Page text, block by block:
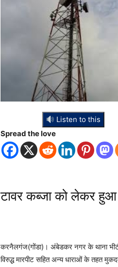
Listen to this
Spread the love
टावर कब्जा को लेकर हुआ
करनैलगंज(गोंडा)। अंबेडकर नगर के थाना भीटी
विरुद्ध मारपीट सहित अन्य धाराओं के तहत